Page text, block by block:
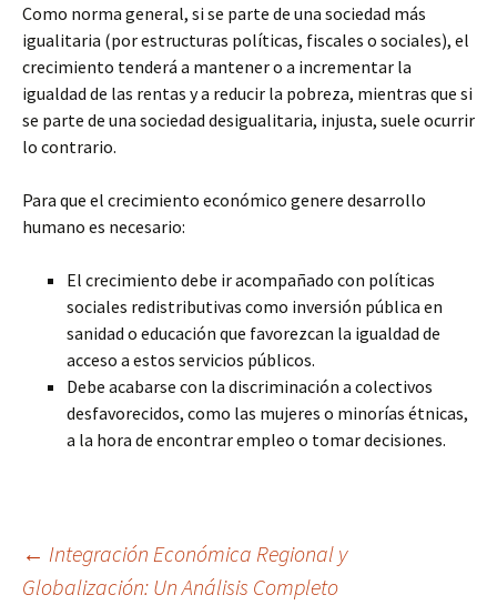
Como norma general, si se parte de una sociedad más
igualitaria (por estructuras políticas, fiscales o sociales), el
crecimiento tenderá a mantener o a incrementar la
igualdad de las rentas y a reducir la pobreza, mientras que si
se parte de una sociedad desigualitaria, injusta, suele ocurrir
lo contrario.
Para que el crecimiento económico genere desarrollo
humano es necesario:
El crecimiento debe ir acompañado con políticas
sociales redistributivas como inversión pública en
sanidad o educación que favorezcan la igualdad de
acceso a estos servicios públicos.
Debe acabarse con la discriminación a colectivos
desfavorecidos, como las mujeres o minorías étnicas,
a la hora de encontrar empleo o tomar decisiones.
Navegación
← Integración Económica Regional y
Globalización: Un Análisis Completo